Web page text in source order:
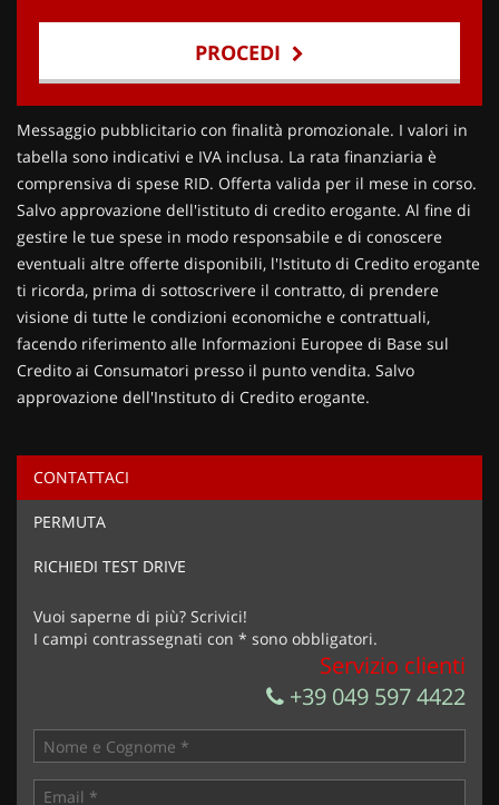
PROCEDI
Contattaci
Ho letto e accettol'informativa privacy*
Acconsento al trattamento dei miei dati per finalità di
Invia la tua richiesta
Messaggio pubblicitario con finalità promozionale. I valori in
tabella sono indicativi e IVA inclusa. La rata finanziaria è
comprensiva di spese RID. Offerta valida per il mese in corso.
Salvo approvazione dell'istituto di credito erogante. Al fine di
gestire le tue spese in modo responsabile e di conoscere
eventuali altre offerte disponibili, l'Istituto di Credito erogante
ti ricorda, prima di sottoscrivere il contratto, di prendere
visione di tutte le condizioni economiche e contrattuali,
facendo riferimento alle Informazioni Europee di Base sul
Credito ai Consumatori presso il punto vendita. Salvo
approvazione dell'Instituto di Credito erogante.
CONTATTACI
PERMUTA
RICHIEDI TEST DRIVE
Vuoi saperne di più? Scrivici!
I campi contrassegnati con * sono obbligatori.
Servizio clienti
+39 049 597 4422